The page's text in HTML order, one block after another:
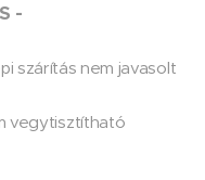
-
szárítás nem javasolt
vegytisztítható